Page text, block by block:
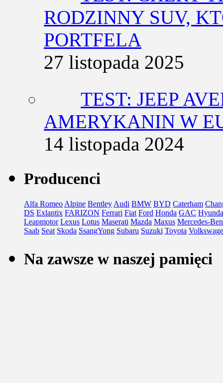
RODZINNY SUV,
PORTFELA
27 listopada 2025
TEST: JEEP
AMERYKANIN W
14 listopada 2024
Producenci
Alfa Romeo Alpine Bentley Audi BMW BYD Caterham
DS Exlantix FARIZON Ferrari Fiat Ford Honda GAC
Leapmotor Lexus Lotus Maserati Mazda Maxus Mercedes-
Saab Seat Skoda SsangYong Subaru Suzuki Toyota
Na zawsze w naszej pamięci